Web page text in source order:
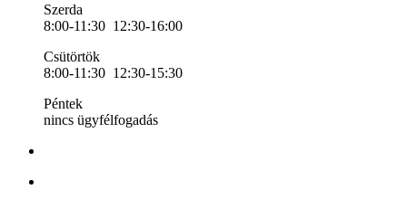
Szerda
8:00-11:30 12:30-16:00
Csütörtök
8:00-11:30 12:30-15:30
Péntek
nincs ügyfélfogadás